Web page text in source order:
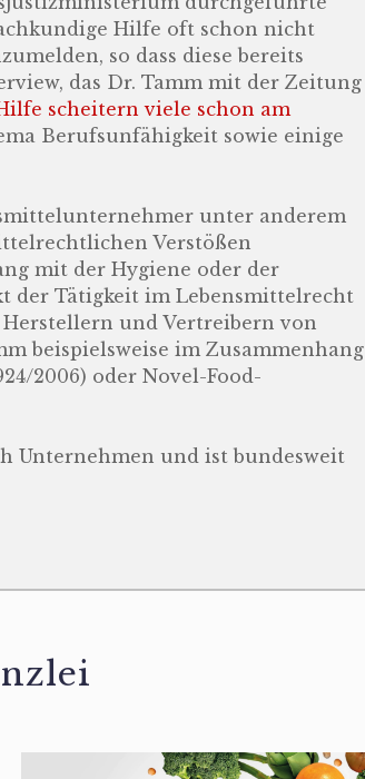
Hilfe oft schon nicht
so dass diese bereits
das Dr. Tamm mit der Zeitung
scheitern viele schon am
Berufsunfähigkeit sowie einige
unter anderem
Verstößen
mit der Hygiene oder der
der Tätigkeit im Lebensmittelrecht
und Vertreibern von
beispielsweise im Zusammenhang
2006) oder Novel-Food-
Unternehmen und ist bundesweit